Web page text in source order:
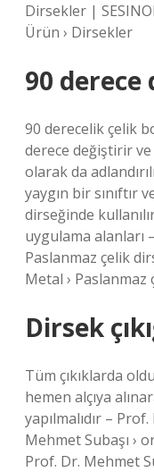
Dirsekler |
Ürün › Dirsekler
90 derece
90 derecelik çelik
derece değiştirir
olarak da
yaygın bir sınıftır
dirseğinde
uygulama alanları
Paslanmaz çelik
Metal ›
Dirsek
Tüm çıkıklarda
hemen alçıya
yapılmalıdır –
Mehmet Subaşı ›
Prof. Dr. Mehmet